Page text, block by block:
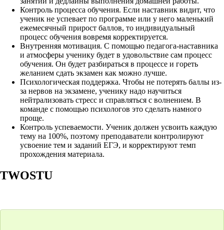
Контроль процесса обучения. Если наставник видит, что
ученик не успевает по программе или у него маленький
ежемесячный прирост баллов, то индивидуальный
процесс обучения вовремя корректируется.
Внутренняя мотивация. С помощью педагога-наставника
и атмосферы ученику будет в удовольствие сам процесс
обучения. Он будет разбираться в процессе и гореть
желанием сдать экзамен как можно лучше.
Психологическая поддержка. Чтобы не потерять баллы из-
за нервов на экзамене, ученику надо научиться
нейтрализовать стресс и справляться с волнением. В
команде с помощью психологов это сделать намного
проще.
Контроль успеваемости. Ученик должен усвоить каждую
тему на 100%, поэтому преподаватели контролируют
усвоение тем и заданий ЕГЭ, и корректируют темп
прохождения материала.
TWOSTU